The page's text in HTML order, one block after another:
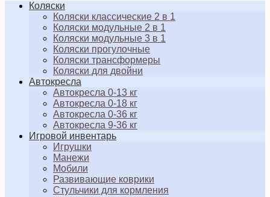
Коляски
Коляски классические 2 в 1
Коляски модульные 2 в 1
Коляски модульные 3 в 1
Коляски прогулочные
Коляски трансформеры
Коляски для двойни
Автокресла
Автокресла 0-13 кг
Автокресла 0-18 кг
Автокресла 0-36 кг
Автокресла 9-36 кг
Игровой инвентарь
Игрушки
Манежи
Мобили
Развивающие коврики
Стульчики для кормления